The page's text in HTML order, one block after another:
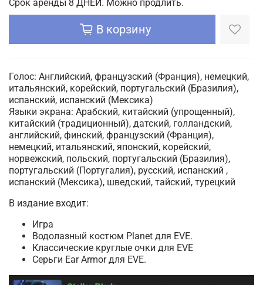
Срок аренды 8 ДНЕЙ. Можно продлить.
В корзину
Голос: Английский, французский (Франция), немецкий,
итальянский, корейский, португальский (Бразилия),
испанский, испанский (Мексика)
Языки экрана: Арабский, китайский (упрощенный),
китайский (традиционный), датский, голландский,
английский, финский, французский (Франция),
немецкий, итальянский, японский, корейский,
норвежский, польский, португальский (Бразилия),
португальский (Португалия), русский, испанский ,
испанский (Мексика), шведский, тайский, турецкий
В издание входит:
Игра
Водолазный костюм Planet для EVE.
Классические круглые очки для EVE
Серьги Ear Armor для EVE.